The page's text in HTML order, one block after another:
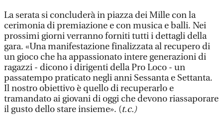
La serata si concluderà in piazza dei Mille con la
cerimonia di premiazione e con musica e balli. Nei
prossimi giorni verranno forniti tutti i dettagli della
gara. «Una manifestazione finalizzata al recupero di
un gioco che ha appassionato intere generazioni di
ragazzi - dicono i dirigenti della Pro Loco - un
passatempo praticato negli anni Sessanta e Settanta.
Il nostro obiettivo è quello di recuperarlo e
tramandato ai giovani di oggi che devono riassaporare
il gusto dello stare insieme». (t.c.)